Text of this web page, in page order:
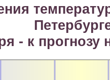
- к прогнозу